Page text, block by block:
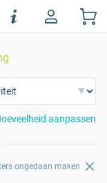
aanpassen
ongedaan maken